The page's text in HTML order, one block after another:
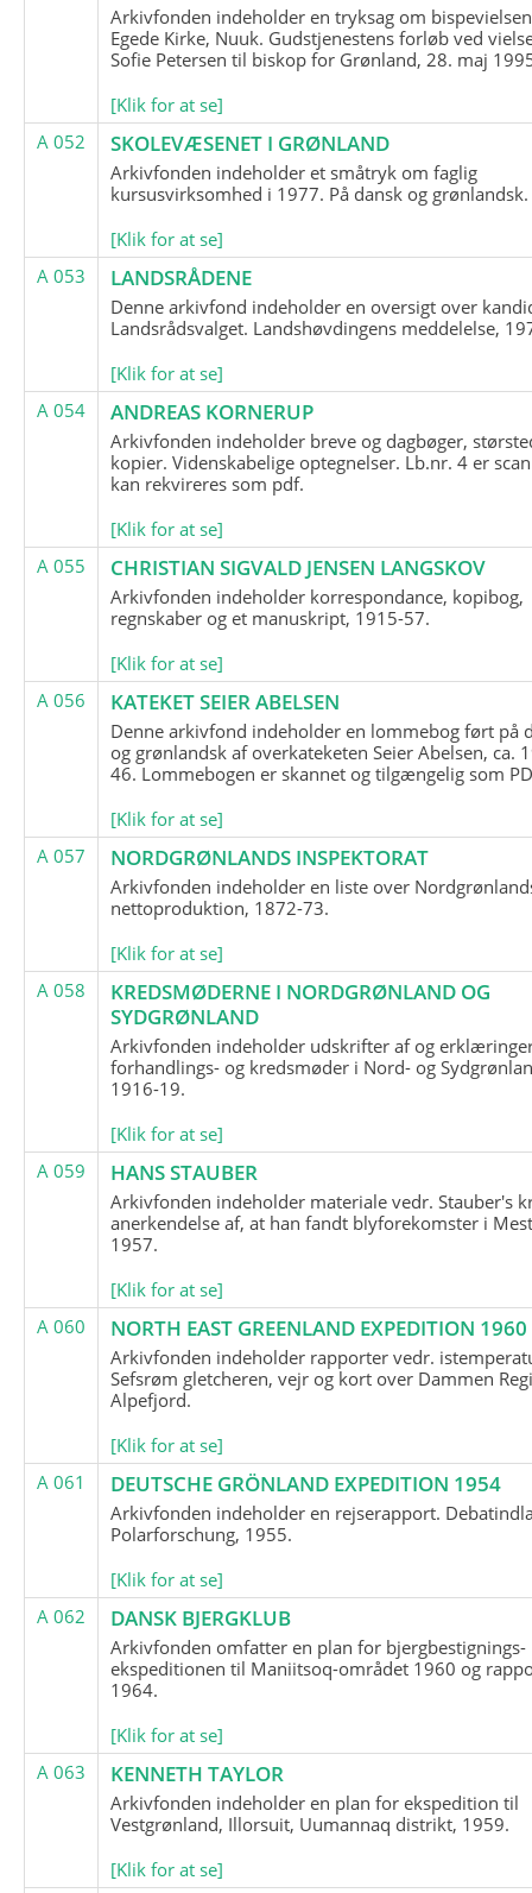
Arkivfonden indeholder en tryksag om
Egede Kirke, Nuuk. Gudstjenestens forløb ved
Sofie Petersen til biskop for Grønland, 28. maj
[Klik for at se]
A 052
SKOLEVÆSENET I GRØNLAND
Arkivfonden indeholder et småtryk om faglig
kursusvirksomhed i 1977. På dansk og grønlandsk.
[Klik for at se]
A 053
LANDSRÅDENE
Denne arkivfond indeholder en oversigt over
Landsrådsvalget. Landshøvdingens meddelelse,
[Klik for at se]
A 054
ANDREAS KORNERUP
Arkivfonden indeholder breve og dagbøger,
kopier. Videnskabelige optegnelser. Lb.nr. 4 er
kan rekvireres som pdf.
[Klik for at se]
A 055
CHRISTIAN SIGVALD JENSEN LANGSKOV
Arkivfonden indeholder korrespondance, kopibog,
regnskaber og et manuskript, 1915-57.
[Klik for at se]
A 056
KATEKET SEIER ABELSEN
Denne arkivfond indeholder en lommebog ført på
og grønlandsk af overkateketen Seier Abelsen, ca.
46. Lommebogen er skannet og tilgængelig som
[Klik for at se]
A 057
NORDGRØNLANDS INSPEKTORAT
Arkivfonden indeholder en liste over
nettoproduktion, 1872-73.
[Klik for at se]
A 058
KREDSMØDERNE I NORDGRØNLAND OG
SYDGRØNLAND
Arkivfonden indeholder udskrifter af og
forhandlings- og kredsmøder i Nord- og
1916-19.
[Klik for at se]
A 059
HANS STAUBER
Arkivfonden indeholder materiale vedr. Stauber's
anerkendelse af, at han fandt blyforekomster i
1957.
[Klik for at se]
A 060
NORTH EAST GREENLAND EXPEDITION 1960
Arkivfonden indeholder rapporter vedr.
Sefsrøm gletcheren, vejr og kort over Dammen
Alpefjord.
[Klik for at se]
A 061
DEUTSCHE GRÖNLAND EXPEDITION 1954
Arkivfonden indeholder en rejserapport.
Polarforschung, 1955.
[Klik for at se]
A 062
DANSK BJERGKLUB
Arkivfonden omfatter en plan for bjergbestignings-
ekspeditionen til Maniitsoq-området 1960 og
1964.
[Klik for at se]
A 063
KENNETH TAYLOR
Arkivfonden indeholder en plan for ekspedition til
Vestgrønland, Illorsuit, Uumannaq distrikt, 1959.
[Klik for at se]